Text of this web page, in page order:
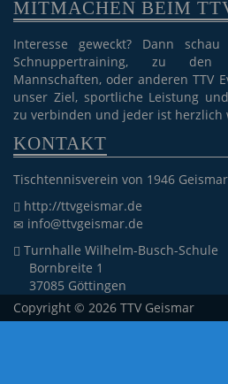
MITMACHEN BEIM
Interesse geweckt? Dann
Schnuppertraining, zu den
Mannschaften, oder anderen TTV
unser Ziel, sportliche Leistung
zu verbinden und jeder ist herzlich
KONTAKT
Tischtennisverein von 1946
http://ttvgeismar.de
info@ttvgeismar.de
Turnhalle Wilhelm-Busch-Schule
Bornbreite 1
37085 Göttingen
Copyright © 2026 TTV Geismar